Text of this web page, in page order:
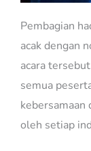
Pembagian
acak dengan
acara
semua
kebersamaan
oleh setiap